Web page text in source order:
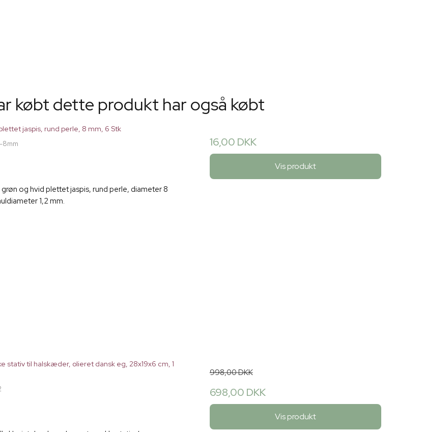
købt dette produkt har også købt
jaspis, rund perle, 8 mm, 6 Stk
8mm
grøn og hvid plettet jaspis, rund perle, diameter 8
1,2 mm.
16,00 DKK
Vis produkt
stativ til halskæder, olieret dansk eg, 28x19x6 cm, 1
998,00 DKK
698,00 DKK
Vis produkt